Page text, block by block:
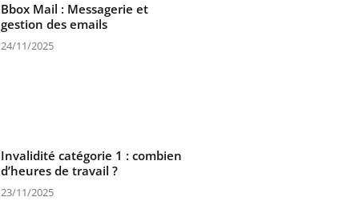
Bbox Mail : Messagerie et
gestion des emails
24/11/2025
Invalidité catégorie 1 : combien
d’heures de travail ?
23/11/2025